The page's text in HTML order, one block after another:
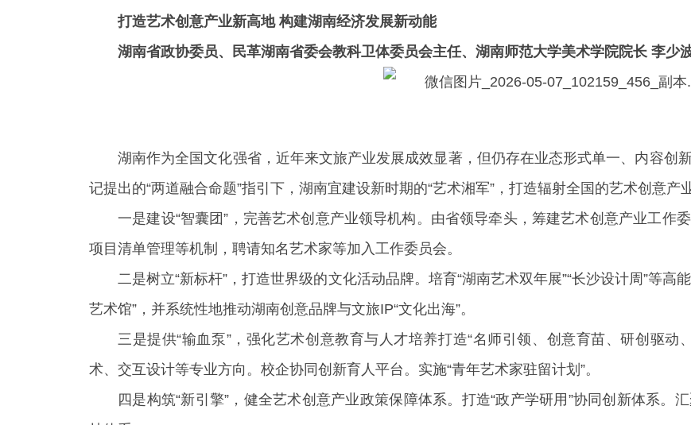
打造艺术创意产业新高地 构建湖南经济发展新动能
湖南省政协委员、民革湖南省委会教科卫体委员会主任、湖南师范大学美术学院院长 李少
湖南作为全国文化强省，近年来文旅产业发展成效显著，但仍存在业态形式单一、内容创
记提出的“两道融合命题”指引下，湖南宜建设新时期的“艺术湘军”，打造辐射全国的艺术创意产
一是建设“智囊团”，完善艺术创意产业领导机构。由省领导牵头，筹建艺术创意产业工作
项目清单管理等机制，聘请知名艺术家等加入工作委员会。
二是树立“新标杆”，打造世界级的文化活动品牌。培育“湖南艺术双年展”“长沙设计周”等高
艺术馆”，并系统性地推动湖南创意品牌与文旅IP“文化出海”。
三是提供“输血泵”，强化艺术创意教育与人才培养打造“名师引领、创意育苗、研创驱动
术、交互设计等专业方向。校企协同创新育人平台。实施“青年艺术家驻留计划”。
四是构筑“新引擎”，健全艺术创意产业政策保障体系。打造“政产学研用”协同创新体系。